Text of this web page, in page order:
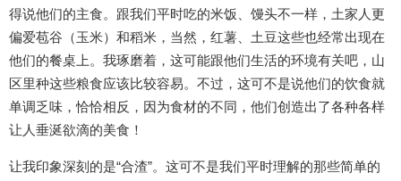
得说他们的主食。跟我们平时吃的米饭、馒头不一样，土家人更
偏爱苞谷（玉米）和稻米，当然，红薯、土豆这些也经常出现在
他们的餐桌上。我琢磨着，这可能跟他们生活的环境有关吧，山
区里种这些粮食应该比较容易。不过，这可不是说他们的饮食就
单调乏味，恰恰相反，因为食材的不同，他们创造出了各种各样
让人垂涎欲滴的美食！
让我印象深刻的是“合渣”。这可不是我们平时理解的那些简单的